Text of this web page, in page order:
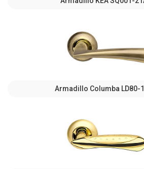
Armadillo Columba LD80-